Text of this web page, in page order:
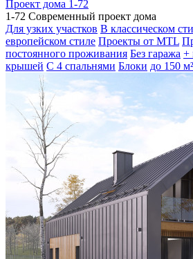
Проект дома 1-72
1-72 Современный проект дома
Для узких участков В классическом
европейском стиле Проекты от MTL
постоянного проживания Без гаража +
крышей С 4 спальнями Блоки до 150 м²